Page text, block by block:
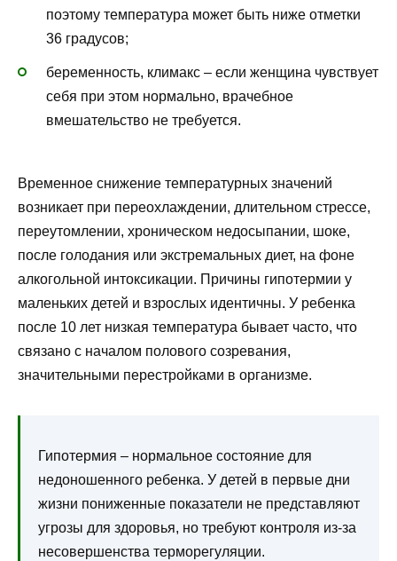
поэтому температура может быть ниже отметки
36 градусов;
беременность, климакс – если женщина чувствует
себя при этом нормально, врачебное
вмешательство не требуется.
Временное снижение температурных значений
возникает при переохлаждении, длительном стрессе,
переутомлении, хроническом недосыпании, шоке,
после голодания или экстремальных диет, на фоне
алкогольной интоксикации. Причины гипотермии у
маленьких детей и взрослых идентичны. У ребенка
после 10 лет низкая температура бывает часто, что
связано с началом полового созревания,
значительными перестройками в организме.
Гипотермия – нормальное состояние для
недоношенного ребенка. У детей в первые дни
жизни пониженные показатели не представляют
угрозы для здоровья, но требуют контроля из-за
несовершенства терморегуляции.